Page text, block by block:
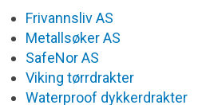
Frivannsliv AS
Metallsøker AS
SafeNor AS
Viking tørrdrakter
Waterproof dykkerdrakter